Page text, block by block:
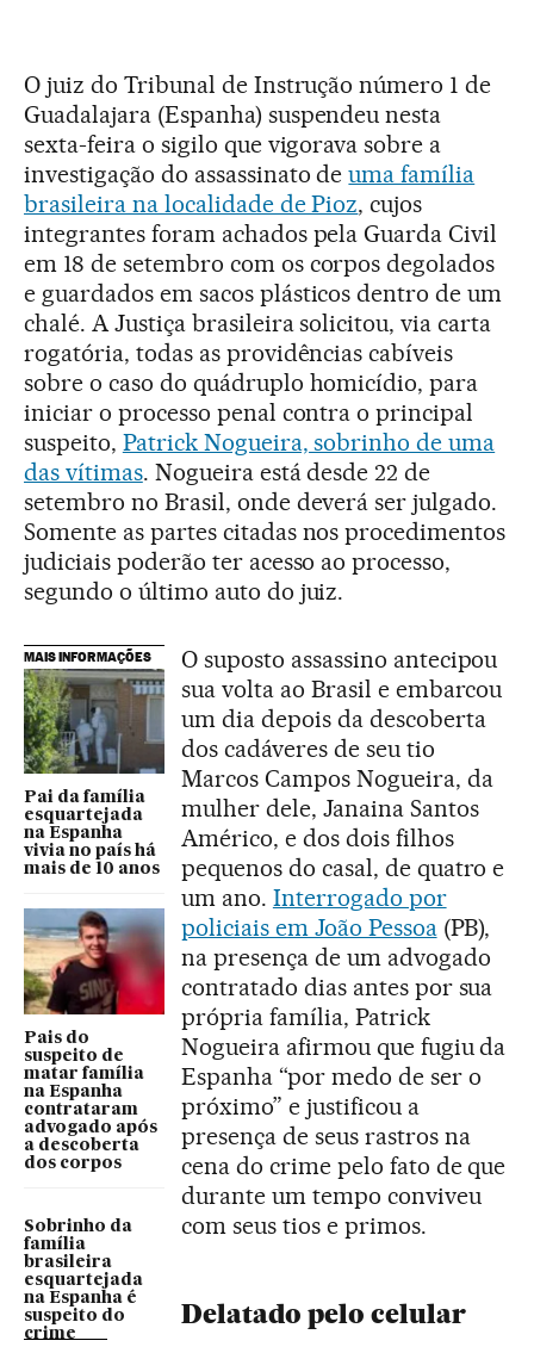
O juiz do Tribunal de Instrução número 1 de
Guadalajara (Espanha) suspendeu nesta
sexta-feira o sigilo que vigorava sobre a
investigação do assassinato deuma família
brasileira na localidade de Pioz, cujos
integrantes foram achados pela Guarda Civil
em 18 de setembro com os corpos degolados
e guardados em sacos plásticos dentro de um
chalé. A Justiça brasileira solicitou, via carta
rogatória, todas as providências cabíveis
sobre o caso do quádruplo homicídio, para
iniciar o processo penal contra o principal
suspeito, Patrick Nogueira, sobrinho de uma
das vítimas. Nogueira está desde 22 de
setembro no Brasil, onde deverá ser julgado.
Somente as partes citadas nos procedimentos
judiciais poderão ter acesso ao processo,
segundo o último auto do juiz.
MAIS INFORMAÇÕES
Pai da família
esquartejada
na Espanha
vivia no país há
mais de 10 anos
Pais do
suspeito de
matar família
na Espanha
contrataram
advogado após
a descoberta
dos corpos
Sobrinho da
família
brasileira
esquartejada
na Espanha é
suspeito do
crime
O suposto assassino antecipou
sua volta ao Brasil e embarcou
um dia depois da descoberta
dos cadáveres de seu tio
Marcos Campos Nogueira, da
mulher dele, Janaina Santos
Américo, e dos dois filhos
pequenos do casal, de quatro e
um ano. Interrogado por
policiais em João Pessoa(PB),
na presença de um advogado
contratado dias antes por sua
própria família, Patrick
Nogueira afirmou que fugiu da
Espanha “por medo de ser o
próximo” e justificou a
presença de seus rastros na
cena do crime pelo fato de que
durante um tempo conviveu
com seus tios e primos.
Delatado pelo celular